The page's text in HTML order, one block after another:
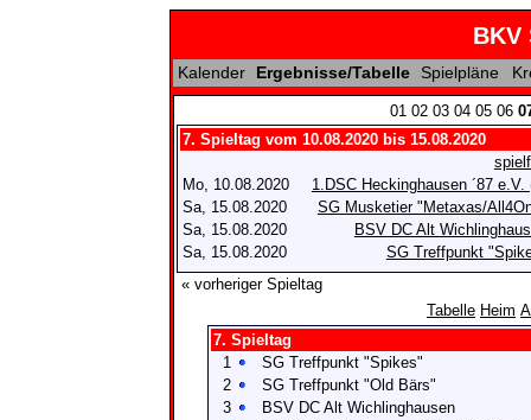
BKV
Kalender Ergebnisse/Tabelle Spielpläne
01 02 03 04 05 06
7. Spieltag vom 10.08.2020 bis 15.08.2020
Mo, 10.08.2020
1.DSC Heckinghausen ´87 e.V.
Sa, 15.08.2020
SG Musketier "Metaxas/
Sa, 15.08.2020
BSV DC Alt
Sa, 15.08.2020
SG Treffpunkt
« vorheriger Spieltag
Tabelle Heim
7. Spieltag
1
SG Treffpunkt "Spikes"
2
SG Treffpunkt "Old Bärs"
3
BSV DC Alt Wichlinghausen